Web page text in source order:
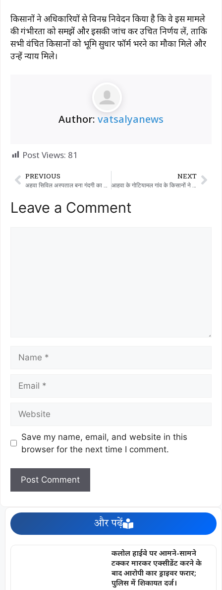
किसानों ने अधिकारियों से विनम्र निवेदन किया है कि वे इस मामले
की गंभीरता को समझें और इसकी जांच कर उचित निर्णय लें, ताकि
सभी वंचित किसानों को भूमि सुधार फॉर्म भरने का मौका मिले और
उन्हें न्याय मिले।
Author: vatsalyanews
Post Views: 81
PREVIOUS NEXT
Leave a Comment
Save my name, email, and website in this
browser for the next time I comment.
और पढ़ें
कलोल हाईवे पर आमने-सामने
टक्कर मारकर एक्सीडेंट करने के
बाद आरोपी कार ड्राइवर फरार;
पुलिस में शिकायत दर्ज।